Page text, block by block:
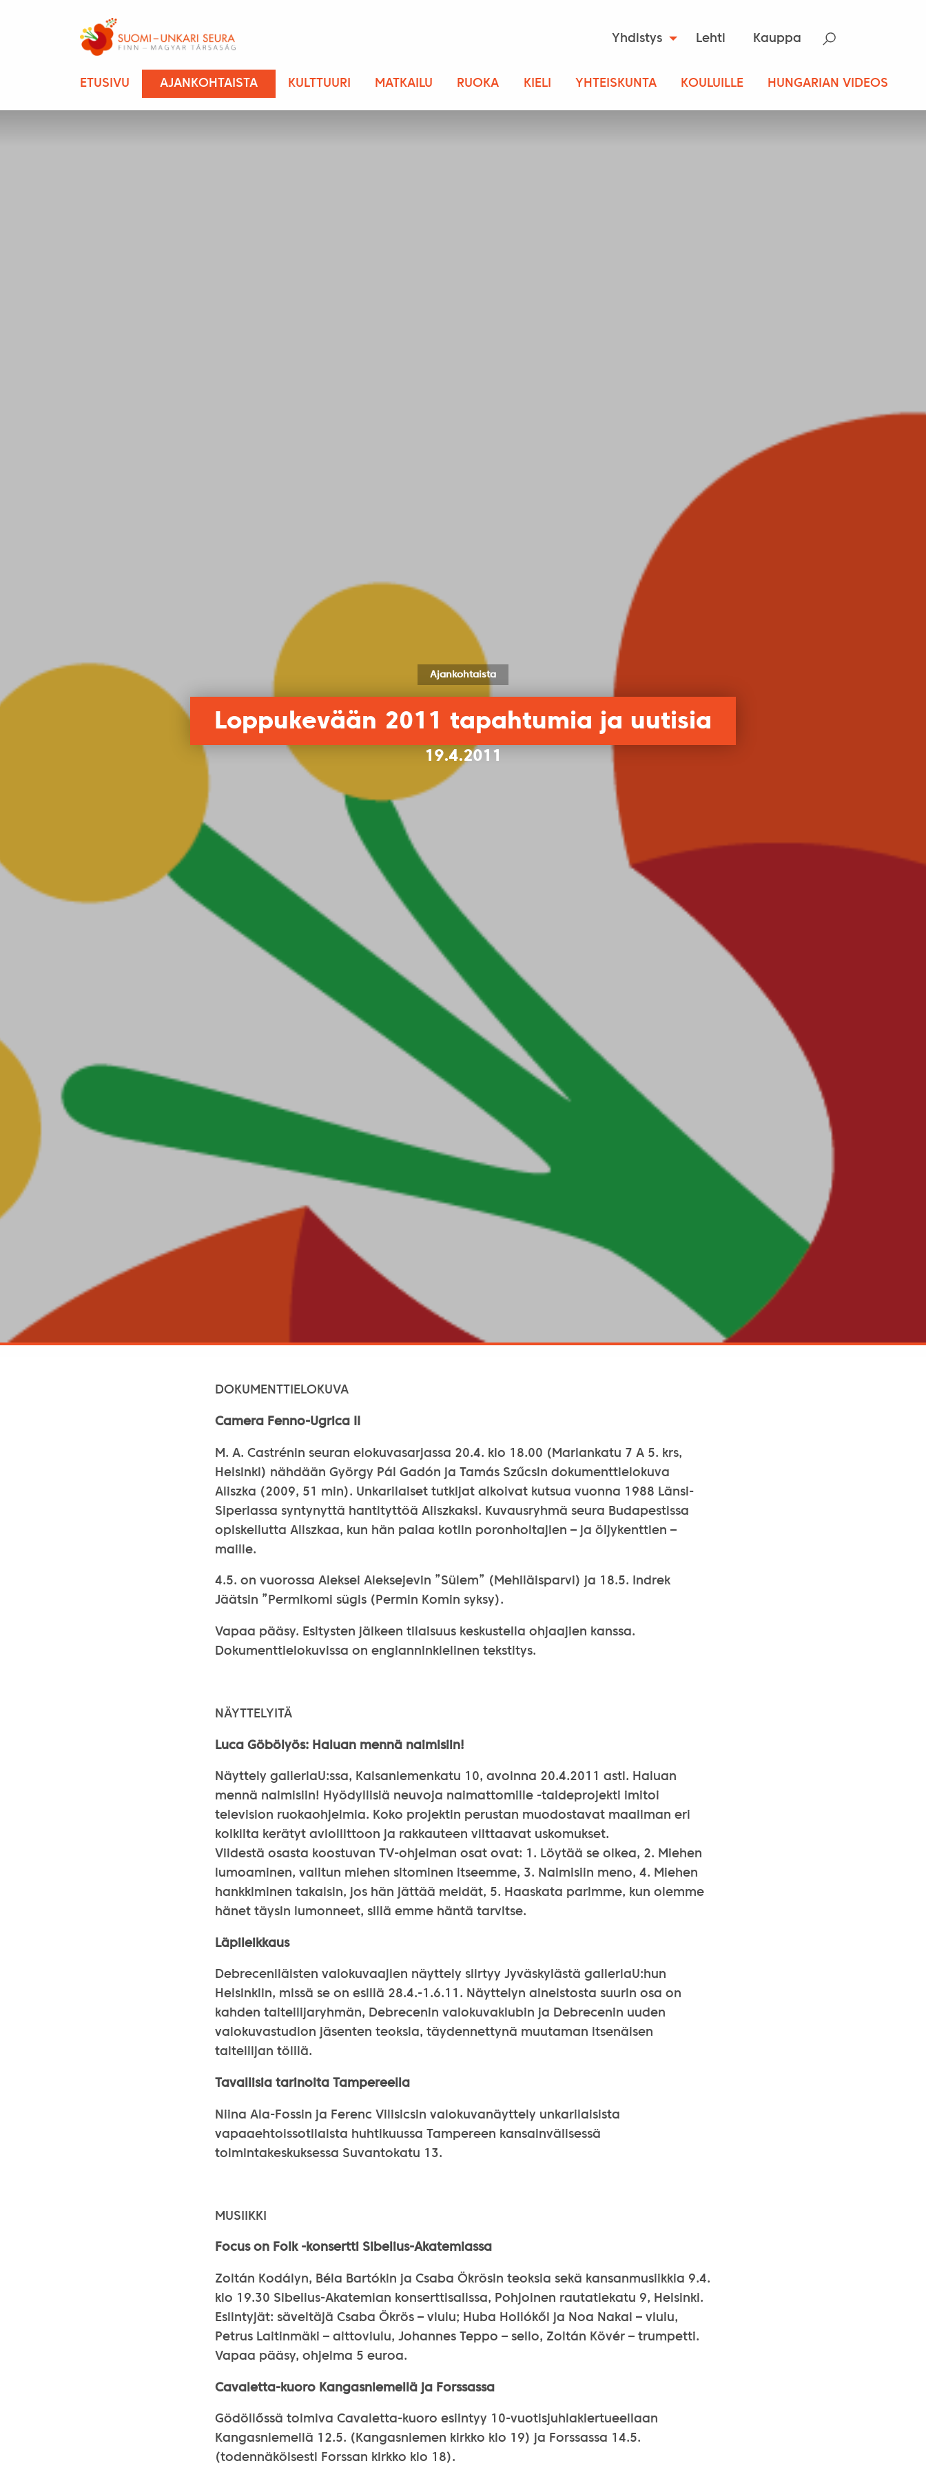
Yhdistys Lehti Kauppa
ETUSIVU AJANKOHTAISTA KULTTUURI MATKAILU RUOKA KIELI YHTEISKUNTA KOULUILLE HUNGARIAN VIDEOS
Ajankohtaista
Loppukevään 2011 tapahtumia ja uutisia
19.4.2011
DOKUMENTTIELOKUVA
Camera Fenno-Ugrica II
M. A. Castrénin seuran elokuvasarjassa 20.4. klo 18.00 (Mariankatu 7 A 5. krs,
Helsinki) nähdään György Pál Gadón ja Tamás Szűcsin dokumenttielokuva
Aliszka (2009, 51 min). Unkarilaiset tutkijat alkoivat kutsua vuonna 1988 Länsi-
Siperiassa syntynyttä hantityttöä Aliszkaksi. Kuvausryhmä seura Budapestissa
opiskellutta Aliszkaa, kun hän palaa kotiin poronhoitajien – ja öljykenttien –
maille.
4.5. on vuorossa Aleksei Aleksejevin ”Sülem” (Mehiläisparvi) ja 18.5. Indrek
Jäätsin ”Permikomi sügis (Permin Komin syksy).
Vapaa pääsy. Esitysten jälkeen tilaisuus keskustella ohjaajien kanssa.
Dokumenttielokuvissa on englanninkielinen tekstitys.
NÄYTTELYITÄ
Luca Göbölyös: Haluan mennä naimisiin!
Näyttely galleriaU:ssa, Kaisaniemenkatu 10, avoinna 20.4.2011 asti. Haluan
mennä naimisiin! Hyödyllisiä neuvoja naimattomille -taideprojekti imitoi
television ruokaohjelmia. Koko projektin perustan muodostavat maailman eri
kolkilta kerätyt avioliittoon ja rakkauteen viittaavat uskomukset.
Viidestä osasta koostuvan TV-ohjelman osat ovat: 1. Löytää se oikea, 2. Miehen
lumoaminen, valitun miehen sitominen itseemme, 3. Naimisiin meno, 4. Miehen
hankkiminen takaisin, jos hän jättää meidät, 5. Haaskata parimme, kun olemme
hänet täysin lumonneet, sillä emme häntä tarvitse.
Läpileikkaus
Debreceniläisten valokuvaajien näyttely siirtyy Jyväskylästä galleriaU:hun
Helsinkiin, missä se on esillä 28.4.-1.6.11. Näyttelyn aineistosta suurin osa on
kahden taiteilijaryhmän, Debrecenin valokuvaklubin ja Debrecenin uuden
valokuvastudion jäsenten teoksia, täydennettynä muutaman itsenäisen
taiteilijan töillä.
Tavallisia tarinoita Tampereella
Niina Ala-Fossin ja Ferenc Vilisicsin valokuvanäyttely unkarilaisista
vapaaehtoissotilaista huhtikuussa Tampereen kansainvälisessä
toimintakeskuksessa Suvantokatu 13.
MUSIIKKI
Focus on Folk -konsertti Sibelius-Akatemiassa
Zoltán Kodályn, Béla Bartókin ja Csaba Ökrösin teoksia sekä kansanmusiikkia 9.4.
klo 19.30 Sibelius-Akatemian konserttisalissa, Pohjoinen rautatiekatu 9, Helsinki.
Esiintyjät: säveltäjä Csaba Ökrös – viulu; Huba Hollókői ja Noa Nakai – viulu,
Petrus Laitinmäki – alttoviulu, Johannes Teppo – sello, Zoltán Kövér – trumpetti.
Vapaa pääsy, ohjelma 5 euroa.
Cavaletta-kuoro Kangasniemellä ja Forssassa
Gödöllőssä toimiva Cavaletta-kuoro esiintyy 10-vuotisjuhlakiertueellaan
Kangasniemellä 12.5. (Kangasniemen kirkko klo 19) ja Forssassa 14.5.
(todennäköisesti Forssan kirkko klo 18).